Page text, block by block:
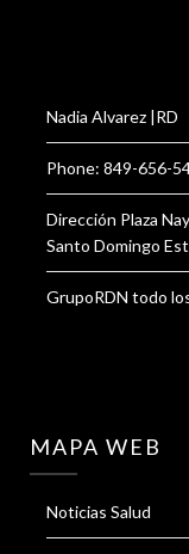
Nadia Alvarez |RD
Phone: 849-656-
Dirección Plaza
Santo Domingo
GrupoRDN todo
MAPA WEB
Noticias Salud